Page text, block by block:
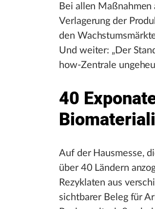
Bei allen Maßnahmen
Verlagerung der
den
Und weiter: „Der
how-Zentrale
40
Auf der Hausmesse,
über 40 Ländern
Rezyklaten aus
sichtbarer Beleg für